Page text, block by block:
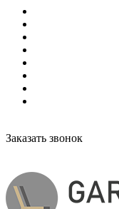
Заказать звонок